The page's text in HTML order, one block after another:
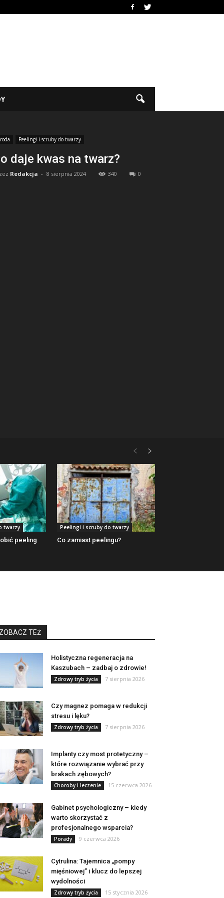
Peelingi i scruby do twarzy
daje kwas na twarz?
Redakcja - 8 sierpnia 2024 340 0
twarzy
peeling
Peelingi i scruby do twarzy
Co zamiast peelingu?
ZOBACZ TEŻ
Holistyczna regeneracja na
Kaszubach – zadbaj o zdrowie!
Zdrowy tryb życia 7 sierpnia 2026
Czy magnez pomaga w redukcji
stresu i lęku?
Zdrowy tryb życia 7 sierpnia 2026
Implanty czy most protetyczny –
które rozwiązanie wybrać przy
brakach zębowych?
Choroby i leczenie 15 czerwca 2026
Gabinet psychologiczny – kiedy
warto skorzystać z
profesjonalnego wsparcia?
Porady 9 czerwca 2026
Cytrulina: Tajemnica „pompy
mięśniowej” i klucz do lepszej
wydolności
Zdrowy tryb życia 15 stycznia 2026